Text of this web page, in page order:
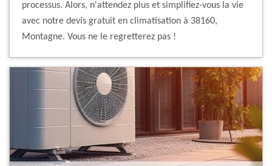
processus. Alors, n'attendez plus et simplifiez-vous la vie
avec notre devis gratuit en climatisation à 38160,
Montagne. Vous ne le regretterez pas !